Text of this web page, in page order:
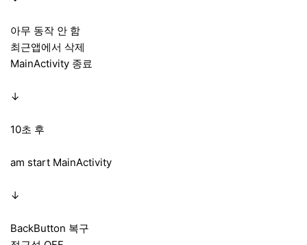
아무 동작 안 함
최근앱에서 삭제
MainActivity 종료
↓
10초 후
am start MainActivity
↓
BackButton 복구